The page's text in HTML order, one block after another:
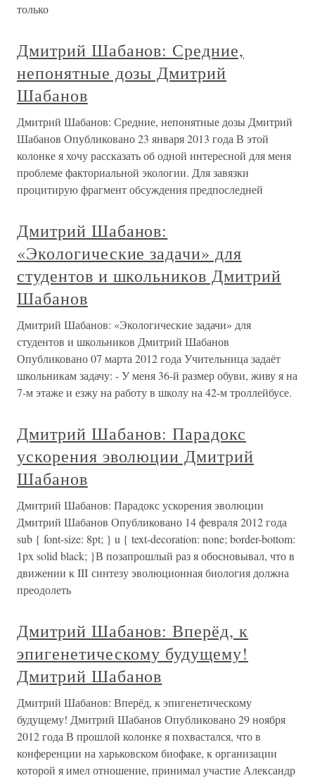
только
Дмитрий Шабанов: Средние,
непонятные дозы Дмитрий
Шабанов
Дмитрий Шабанов: Средние, непонятные дозы Дмитрий
Шабанов Опубликовано 23 января 2013 года В этой
колонке я хочу рассказать об одной интересной для меня
проблеме факториальной экологии. Для завязки
процитирую фрагмент обсуждения предпоследней
Дмитрий Шабанов:
«Экологические задачи» для
студентов и школьников Дмитрий
Шабанов
Дмитрий Шабанов: «Экологические задачи» для
студентов и школьников Дмитрий Шабанов
Опубликовано 07 марта 2012 года Учительница задаёт
школьникам задачу: - У меня 36-й размер обуви, живу я на
7-м этаже и езжу на работу в школу на 42-м троллейбусе.
Дмитрий Шабанов: Парадокс
ускорения эволюции Дмитрий
Шабанов
Дмитрий Шабанов: Парадокс ускорения эволюции
Дмитрий Шабанов Опубликовано 14 февраля 2012 года
sub { font-size: 8pt; } u { text-decoration: none; border-bottom:
1px solid black; }В позапрошлый раз я обосновывал, что в
движении к III синтезу эволюционная биология должна
преодолеть
Дмитрий Шабанов: Вперёд, к
эпигенетическому будущему!
Дмитрий Шабанов
Дмитрий Шабанов: Вперёд, к эпигенетическому
будущему! Дмитрий Шабанов Опубликовано 29 ноября
2012 года В прошлой колонке я похвастался, что в
конференции на харьковском биофаке, к организации
которой я имел отношение, принимал участие Александр